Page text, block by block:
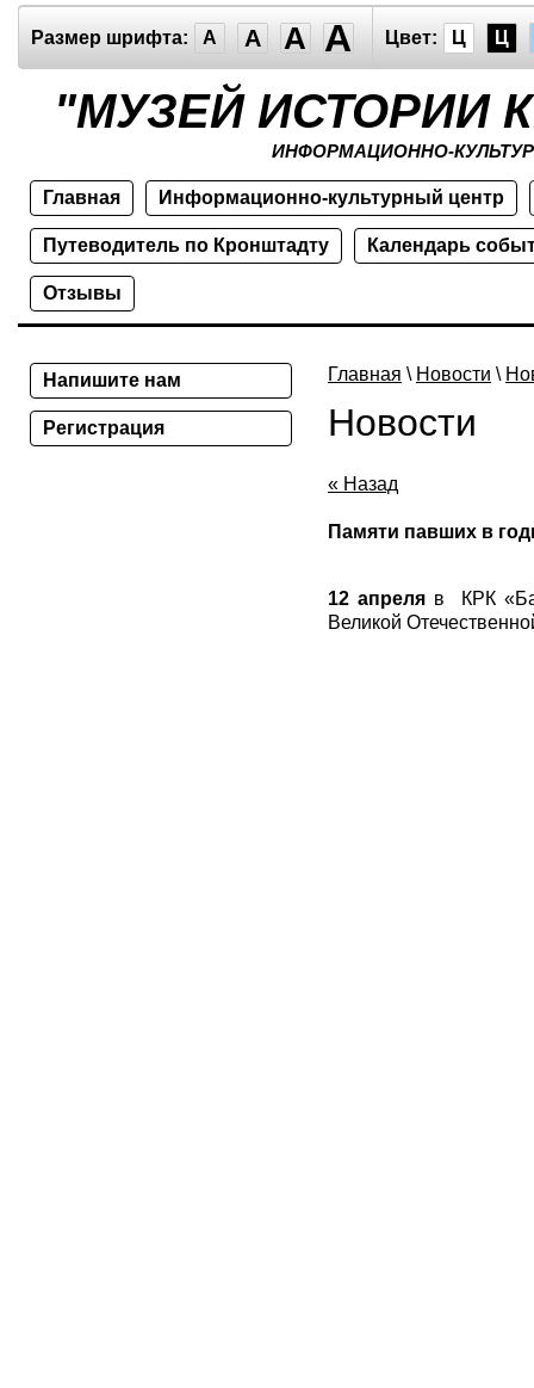
Размер шрифта: A A A A Цвет: Ц Ц
"МУЗЕЙ ИСТОРИИ
ИНФОРМАЦИОННО-
Главная Информационно-культурный центр
Путеводитель по Кронштадту Календарь
Отзывы
Главная \ Новости \
Новости
« Назад
Памяти павших в
12 апреля в КРК
Великой
Напишите нам
Регистрация